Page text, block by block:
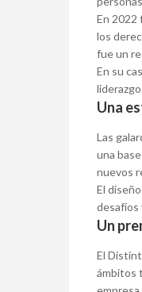
En 2022
los
fue un
En su
Una
Las
una
nuevos
El
desafíos
Un
El
ámbitos